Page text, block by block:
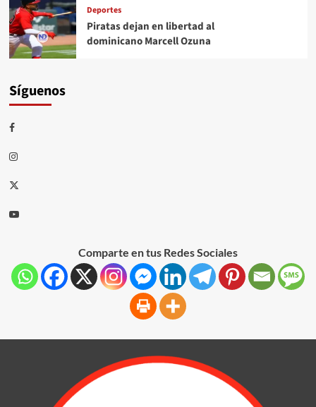
Deportes
Piratas dejan en libertad al
dominicano Marcell Ozuna
Síguenos
Comparte en tus Redes Sociales